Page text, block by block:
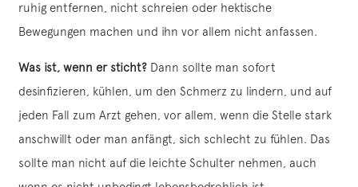
ruhig entfernen, nicht schreien oder hektische
Bewegungen machen und ihn vor allem nicht anfassen.
Was ist, wenn er sticht? Dann sollte man sofort
desinfizieren, kühlen, um den Schmerz zu lindern, und auf
jeden Fall zum Arzt gehen, vor allem, wenn die Stelle stark
anschwillt oder man anfängt, sich schlecht zu fühlen. Das
sollte man nicht auf die leichte Schulter nehmen, auch